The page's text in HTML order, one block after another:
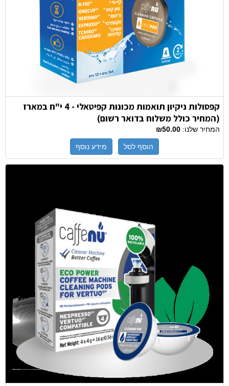
קפסולות ניקיון תואמות מכונות קפיטאלי - 4 י"ח במארז
(המחיר כולל משלוח בדואר רשום)
המחיר שלנו: ₪50.00
הוסף לסל מידע נוסף